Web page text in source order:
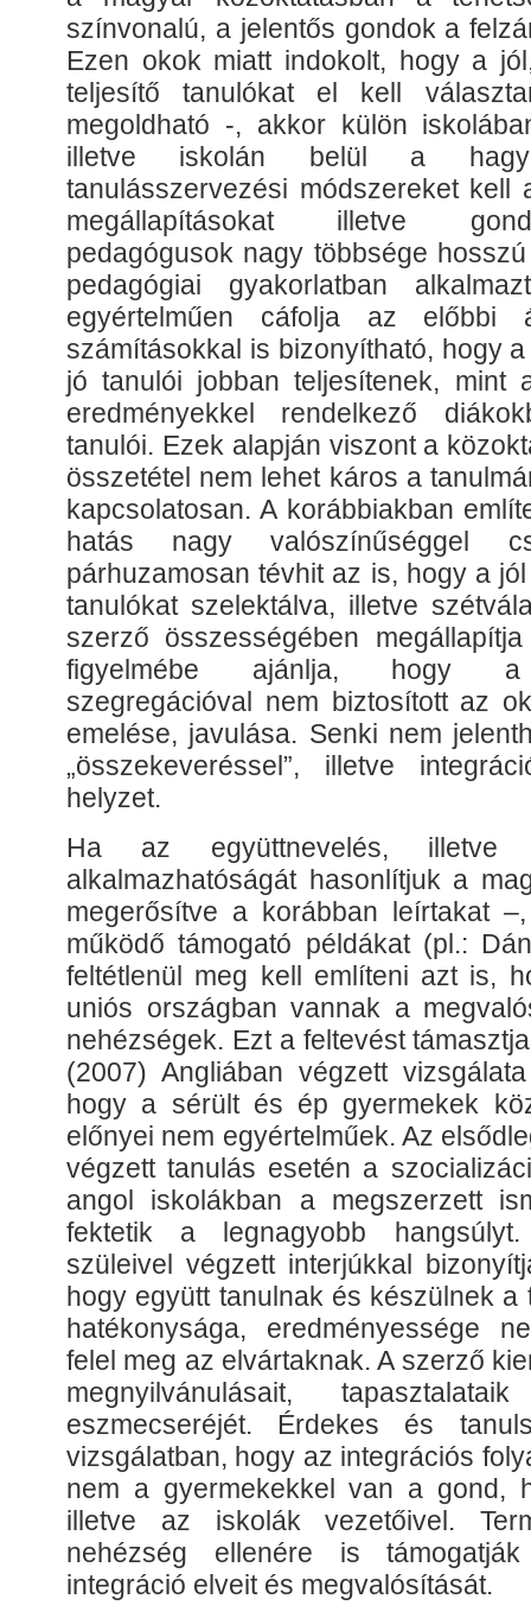
színvonalú, a jelentős gondok a
Ezen okok miatt indokolt, hogy a
teljesítő tanulókat el kell
megoldható -, akkor külön
illetve iskolán belül a
tanulásszervezési módszereket kell
megállapításokat illetve
pedagógusok nagy többsége
pedagógiai gyakorlatban
egyértelműen cáfolja az előbbi
számításokkal is bizonyítható, hogy
jó tanulói jobban teljesítenek, mint
eredményekkel rendelkező
tanulói. Ezek alapján viszont a
összetétel nem lehet káros a
kapcsolatosan. A korábbiakban
hatás nagy valószínűséggel
párhuzamosan tévhit az is, hogy a
tanulókat szelektálva, illetve
szerző összességében
figyelmébe ajánlja, hogy a
szegregációval nem biztosított az
emelése, javulása. Senki nem
„összekeveréssel”, illetve
helyzet.
Ha az együttnevelés, illetve
alkalmazhatóságát hasonlítjuk a
megerősítve a korábban leírtakat
működő támogató példákat (pl.:
feltétlenül meg kell említeni azt is,
uniós országban vannak a
nehézségek. Ezt a feltevést
(2007) Angliában végzett
hogy a sérült és ép gyermekek
előnyei nem egyértelműek. Az
végzett tanulás esetén a
angol iskolákban a megszerzett
fektetik a legnagyobb
szüleivel végzett interjúkkal
hogy együtt tanulnak és készülnek a
hatékonysága, eredményessége
felel meg az elvártaknak. A szerző
megnyilvánulásait,
eszmecseréjét. Érdekes és
vizsgálatban, hogy az integrációs
nem a gyermekekkel van a gond,
illetve az iskolák vezetőivel.
nehézség ellenére is
integráció elveit és megvalósítását.